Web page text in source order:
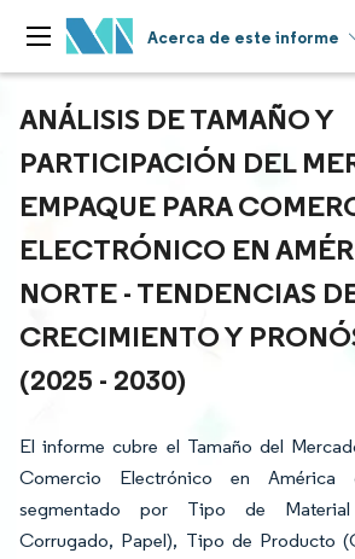
Acerca de este informe
ANÁLISIS DE TAMAÑO Y
PARTICIPACIÓN DEL
EMPAQUE PARA
ELECTRÓNICO EN
NORTE - TENDENCIAS
CRECIMIENTO Y
(2025 - 2030)
El informe cubre el Tamaño del
Comercio Electrónico en
segmentado por Tipo de
Corrugado, Papel), Tipo de Producto